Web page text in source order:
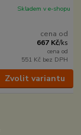
cena od
667 Kč/ks
cena od
551 Kč bez DPH
Skladem v e-shopu
Zvolit variantu